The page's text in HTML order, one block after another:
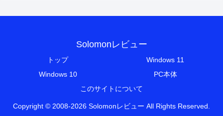
Solomonレビュー
トップ
Windows 11
Windows 10
PC本体
このサイトについて
Copyright © 2008-2026 Solomonレビュー All Rights Reserved.